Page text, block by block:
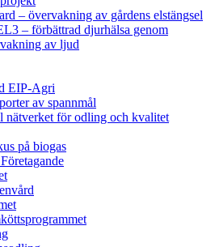
– övervakning av gårdens elstängsel
– förbättrad djurhälsa genom
av ljud
EIP-Agri
av spannmål
nätverket för odling och kvalitet
på biogas